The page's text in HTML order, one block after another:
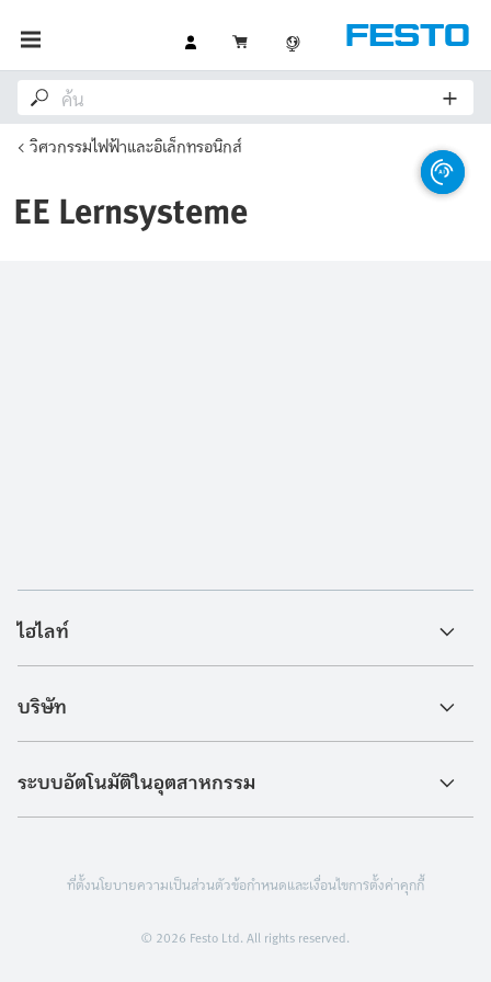
วิศวกรรมไฟฟ้าและอิเล็กทรอนิกส์
EE Lernsysteme
ไฮไลท์
บริษัท
ระบบอัตโนมัติในอุตสาหกรรม
© 2026 Festo Ltd. All rights reserved.
ที่ตั้งนโยบายความเป็นส่วนตัวข้อกำหนดและเงื่อนไขการตั้งค่าคุกกี้